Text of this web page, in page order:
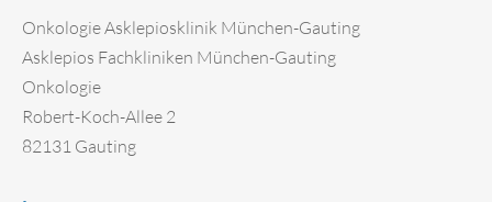
Onkologie Asklepiosklinik München-Gauting
Asklepios Fachkliniken München-Gauting
Onkologie
Robert-Koch-Allee 2
82131 Gauting